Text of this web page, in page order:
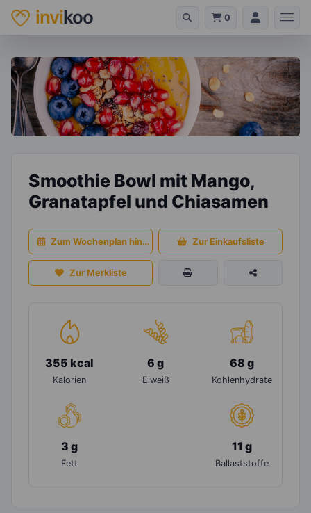
invikoo 0
Smoothie Bowl mit Mango,
Granatapfel und Chiasamen
Zum Wochenplan hinzufügen Zur Einkaufsliste
Zur Merkliste
355 kcal
Kalorien
6 g
Eiweiß
68 g
Kohlenhydrate
3 g
Fett
11 g
Ballaststoffe